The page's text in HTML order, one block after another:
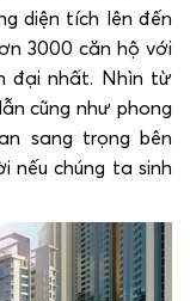
diện tích lên đến
3000 căn hộ với
đại nhất. Nhìn từ
cũng như phong
sang trọng bên
nếu chúng ta sinh